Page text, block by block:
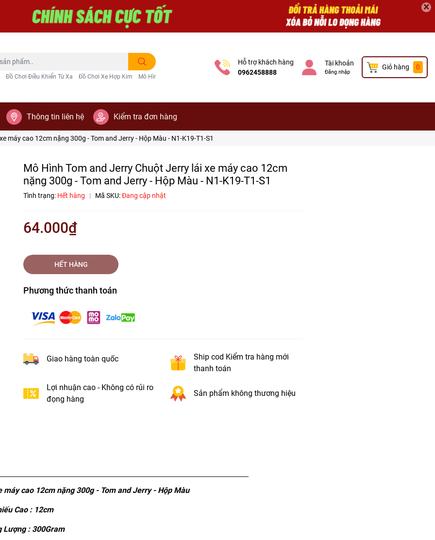
×
Đồ Chơi Điều Khiển Từ Xa Đồ Chơi Xe Hợp Kim Mô Hình Trang Trí
Hỗ trợ khách hàng
0962458888
Tài khoản
Đăng nhập
Giỏ hàng 0
Thông tin liên hệ Kiểm tra đơn hàng
máy cao 12cm nặng 300g - Tom and Jerry - Hộp Màu - N1-K19-T1-S1
Mô Hình Tom and Jerry Chuột Jerry lái xe máy cao 12cm
nặng 300g - Tom and Jerry - Hộp Màu - N1-K19-T1-S1
Tình trạng: Hết hàng | Mã SKU:Đang cập nhật
64.000₫
HẾT HÀNG
Phương thức thanh toán
Giao hàng toàn quốc
Ship cod Kiểm tra hàng mới
thanh toán
Lợi nhuận cao - Không có rủi ro
đọng hàng
Sản phẩm không thương hiệu
cao 12cm nặng 300g - Tom and Jerry - Hộp Màu
Cao : 12cm
Lượng : 300Gram